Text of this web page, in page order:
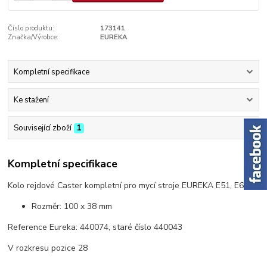
Číslo produktu:
173141
Značka/Výrobce:
EUREKA
Kompletní specifikace
Ke stažení
Související zboží 1
Kompletní specifikace
Kolo rejdové Caster kompletní pro mycí stroje EUREKA E51, E61.
Rozměr: 100 x 38 mm
Reference Eureka: 440074, staré číslo 440043
V rozkresu pozice 28